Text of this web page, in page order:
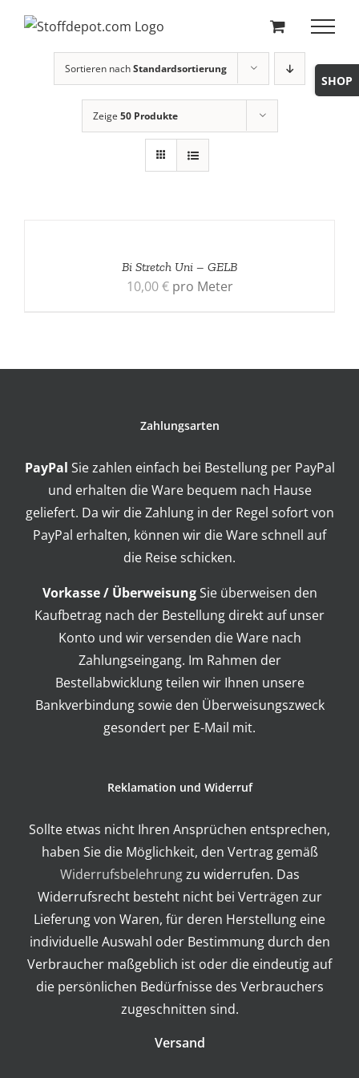
Sortieren nachStandardsortierung
Zeige 50 Produkte
Bi Stretch Uni – GELB
10,00€ pro Meter
Zahlungsarten
PayPal Sie zahlen einfach bei Bestellung per PayPal
und erhalten die Ware bequem nach Hause
geliefert. Da wir die Zahlung in der Regel sofort von
PayPal erhalten, können wir die Ware schnell auf
die Reise schicken.
Vorkasse / ÜberweisungSie überweisen den
Kaufbetrag nach der Bestellung direkt auf unser
Konto und wir versenden die Ware nach
Zahlungseingang. Im Rahmen der
Bestellabwicklung teilen wir Ihnen unsere
Bankverbindung sowie den Überweisungszweck
gesondert per E-Mail mit.
Reklamation und Widerruf
Sollte etwas nicht Ihren Ansprüchen entsprechen,
haben Sie die Möglichkeit, den Vertrag gemäß
Widerrufsbelehrungzu widerrufen. Das
Widerrufsrecht besteht nicht bei Verträgen zur
Lieferung von Waren, für deren Herstellung eine
individuelle Auswahl oder Bestimmung durch den
Verbraucher maßgeblich ist oder die eindeutig auf
die persönlichen Bedürfnisse des Verbrauchers
zugeschnitten sind.
Versand
Toggle
Sliding